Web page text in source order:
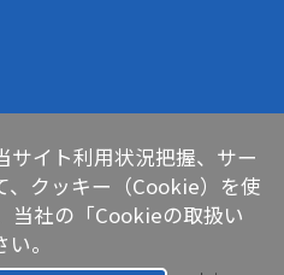
サイト利用状況把握、サー
、クッキー（Cookie）を使
当社の 「Cookieの取扱い
。